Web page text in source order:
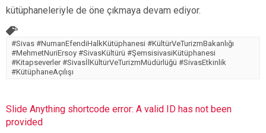
kütüphaneleriyle de öne çıkmaya devam ediyor.
#Sivas #NumanEfendiHalkKütüphanesi #KültürVeTurizmBakanlığı
#MehmetNuriErsoy #SivasKültürü #ŞemsisivasiKütüphanesi
#Kitapseverler #SivasİlKültürVeTurizmMüdürlüğü #SivasEtkinlik
#KütüphaneAçılışı
Slide Anything shortcode error: A valid ID has not been
provided